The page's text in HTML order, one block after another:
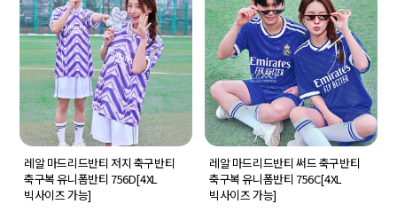
레알 마드리드반티 저지 축구반티
축구복 유니폼반티 756D[4XL
빅사이즈 가능]
레알 마드리드반티 써드 축구반티
축구복 유니폼반티 756C[4XL
빅사이즈 가능]